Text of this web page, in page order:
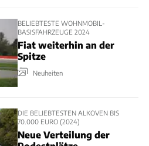
BELIEBTESTE WOHNMOBIL-
BASISFAHRZEUGE 2024
Fiat weiterhin an der
Spitze
Neuheiten
DIE BELIEBTESTEN ALKOVEN BIS
70.000 EURO (2024)
Neue Verteilung der